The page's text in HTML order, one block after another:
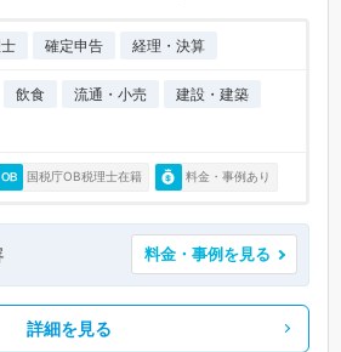
確定申告 経理・決算
飲食 流通・小売
建設・建築
国税庁OB税理士在籍 料金・事例あり
料金・事例を見る
詳細を見る